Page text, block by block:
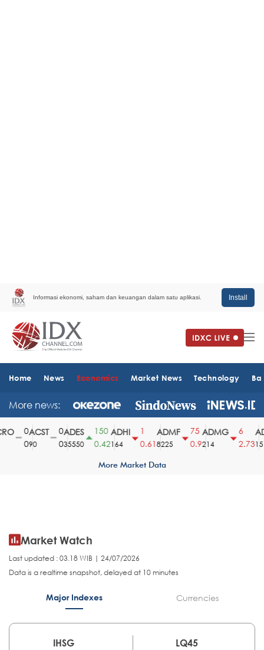
Informasi ekonomi, saham dan keuangan dalam satu aplikasi. Install
Home News Economics Market News Technology
More news:
ACST
90
ADES
35550
150
0.42
ADHI
164
0.61
ADMF
8225
75
0.9
ADMG
214
2.731510
More Market Data
Market Watch
Last updated : 03.18 WIB | 24/07/2026
Data is a realtime snapshot, delayed at 10 minutes
Major Indexes Currencies
IHSG
LQ45